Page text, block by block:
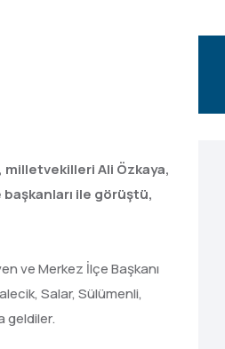
milletvekilleri Ali Özkaya,
ile görüştü,
ve Merkez İlçe Başkanı
Salar, Sülümenli,
geldiler.